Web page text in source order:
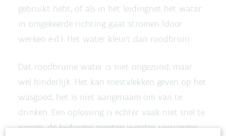
gebruikt hebt, of als in het leidingnet het water
in omgekeerde richting gaat stromen (door
werken e.d.). Het water kleurt dan roodbruin.
Dat roodbruine water is niet ongezond, maar
wel hinderlijk. Het kan roestvlekken geven op het
wasgoed, het is niet aangenaam om van te
drinken. Een oplossing is echter vaak niet snel te
nemen, de leidingen moeten worden vervangen.